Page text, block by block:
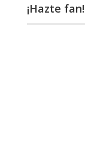
¡Hazte fan!